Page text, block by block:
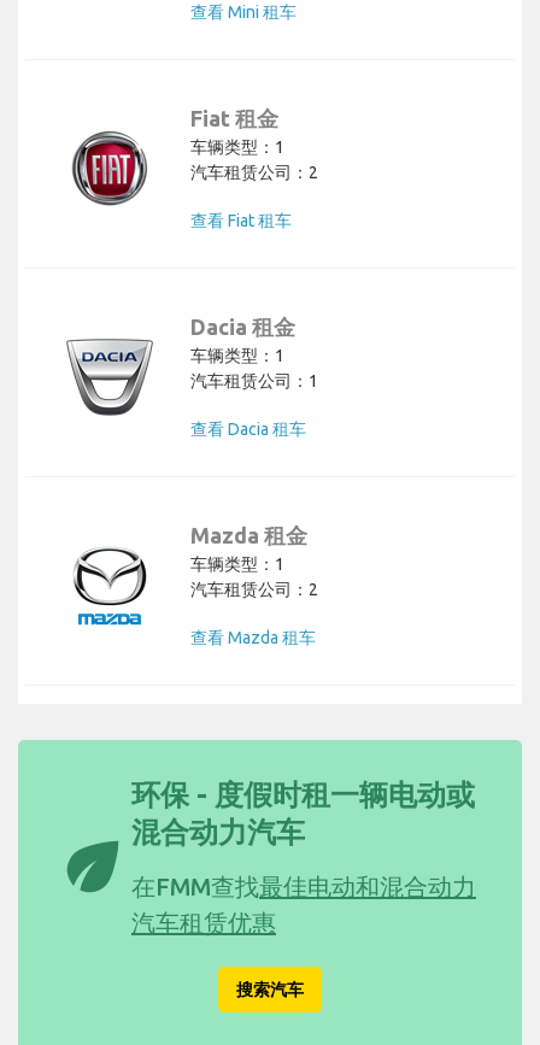
查看 Mini 租车
Fiat 租金
车辆类型：1
汽车租赁公司：2
查看 Fiat 租车
Dacia 租金
车辆类型：1
汽车租赁公司：1
查看 Dacia 租车
Mazda 租金
车辆类型：1
汽车租赁公司：2
查看 Mazda 租车
eco
环保 - 度假时租一辆电动或
混合动力汽车
在FMM查找最佳电动和混合动力
汽车租赁优惠
搜索汽车